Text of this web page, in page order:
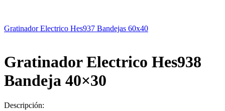
Gratinador Electrico Hes937 Bandejas 60x40
Gratinador Electrico Hes938
Bandeja 40×30
Descripción: